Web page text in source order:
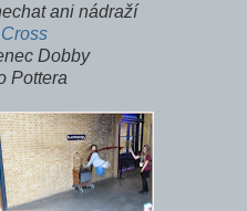
ani nádraží
Dobby
Pottera